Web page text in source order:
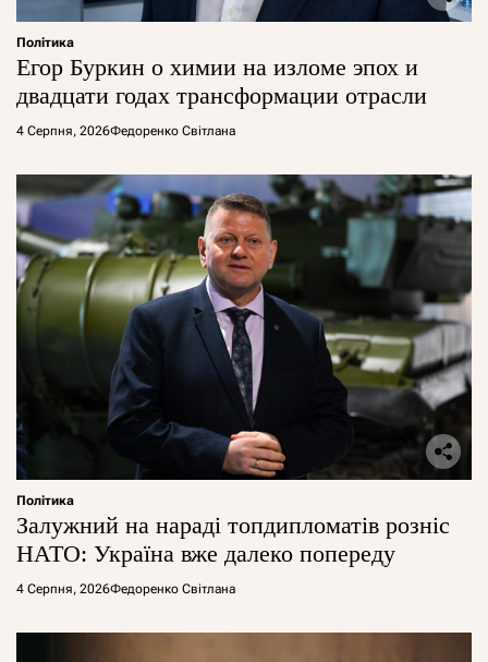
Політика
Егор Буркин о химии на изломе эпох и
двадцати годах трансформации отрасли
4 Серпня, 2026Федоренко Світлана
Політика
Залужний на нараді топдипломатів розніс
НАТО: Україна вже далеко попереду
4 Серпня, 2026Федоренко Світлана